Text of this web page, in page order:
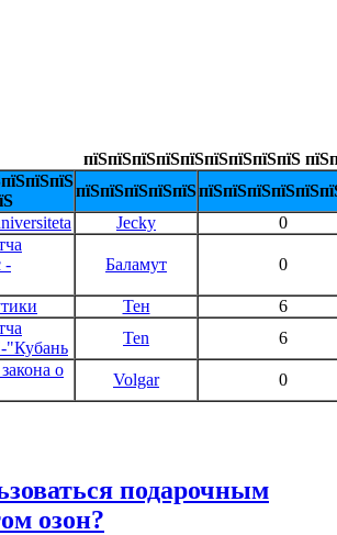
пїЅпїЅпїЅпїЅпїЅпїЅпїЅпїЅпїЅ
пїЅпїЅпїЅпїЅпїЅ
Jecky
0
-
Баламут 0
Тен
6
"Кубань
Ten
6
о
Volgar 0
подарочным
озон?